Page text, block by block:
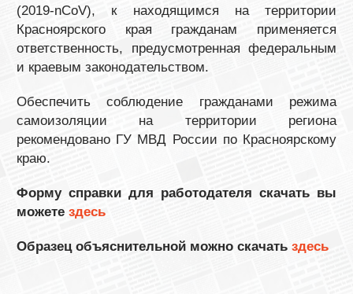
(2019-nCoV), к находящимся на территории
Красноярского края гражданам применяется
ответственность, предусмотренная федеральным
и краевым законодательством.
Обеспечить соблюдение гражданами режима
самоизоляции на территории региона
рекомендовано ГУ МВД России по Красноярскому
краю.
Форму справки для работодателя скачать вы
можете здесь
Образец объяснительной можно скачать здесь